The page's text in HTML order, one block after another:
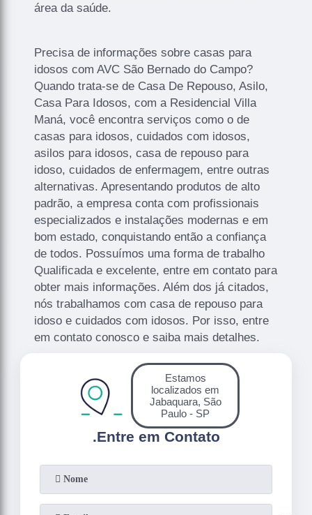
área da saúde.
Precisa de informações sobre casas para
idosos com AVC São Bernado do Campo?
Quando trata-se de Casa De Repouso, Asilo,
Casa Para Idosos, com a Residencial Villa
Maná, você encontra serviços como o de
casas para idosos, cuidados com idosos,
asilos para idosos, casa de repouso para
idoso, cuidados de enfermagem, entre outras
alternativas. Apresentando produtos de alto
padrão, a empresa conta com profissionais
especializados e instalações modernas e em
bom estado, conquistando então a confiança
de todos. Possuímos uma forma de trabalho
Qualificada e excelente, entre em contato para
obter mais informações. Além dos já citados,
nós trabalhamos com casa de repouso para
idoso e cuidados com idosos. Por isso, entre
em contato conosco e saiba mais detalhes.
.Entre em Contato
Estamos
localizados em
Jabaquara, São
Paulo - SP